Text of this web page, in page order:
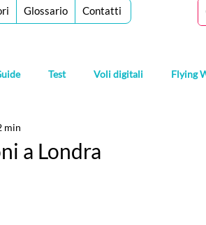
Glossario Contatti
Test Voli digitali Flying
a Londra
min